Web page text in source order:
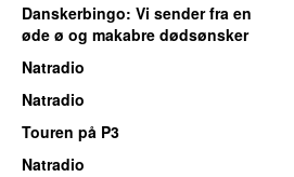
Danskerbingo: Vi sender fra en
øde ø og makabre dødsønsker
Natradio
Natradio
Touren på P3
Natradio